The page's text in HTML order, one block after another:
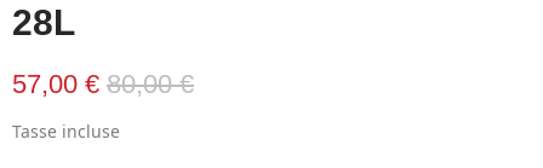
28L
57,00 € 80,00 €
Tasse incluse